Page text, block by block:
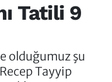
Tatili 9
olduğumuz şu
Tayyip